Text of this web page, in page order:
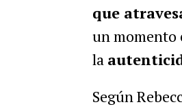
que
un momento
la
Según